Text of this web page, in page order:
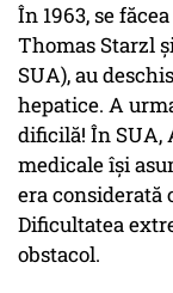
În 1963, se
Thomas Starzl
SUA), au
hepatice. A
dificilă! În SUA,
medicale își
era considerată
Dificultatea
obstacol.